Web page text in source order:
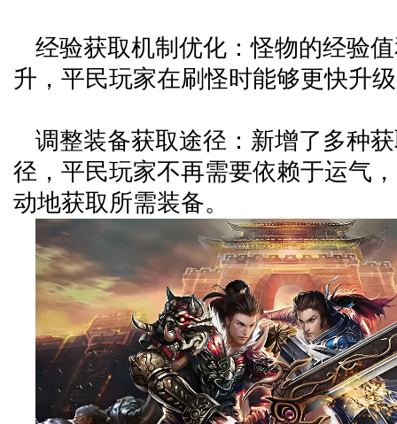
经验获取机制优化：怪物的经验
升，平民玩家在刷怪时能够更快升
调整装备获取途径：新增了多种
径，平民玩家不再需要依赖于运气，
动地获取所需装备。